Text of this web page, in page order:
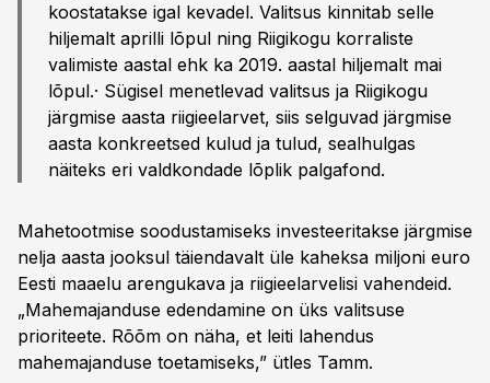
koostatakse igal kevadel. Valitsus kinnitab selle
hiljemalt aprilli lõpul ning Riigikogu korraliste
valimiste aastal ehk ka 2019. aastal hiljemalt mai
lõpul.· Sügisel menetlevad valitsus ja Riigikogu
järgmise aasta riigieelarvet, siis selguvad järgmise
aasta konkreetsed kulud ja tulud, sealhulgas
näiteks eri valdkondade lõplik palgafond.
Mahetootmise soodustamiseks investeeritakse järgmise
nelja aasta jooksul täiendavalt üle kaheksa miljoni euro
Eesti maaelu arengukava ja riigieelarvelisi vahendeid.
„Mahemajanduse edendamine on üks valitsuse
prioriteete. Rõõm on näha, et leiti lahendus
mahemajanduse toetamiseks,” ütles Tamm.